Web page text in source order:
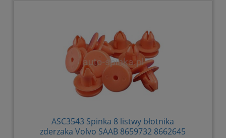
ASC3543 Spinka 8 listwy błotnika
zderzaka Volvo SAAB 8659732 8662645